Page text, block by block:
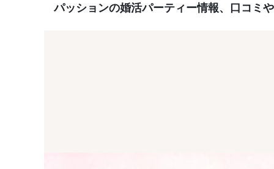
パッションの婚活パーティー情報、口コミ